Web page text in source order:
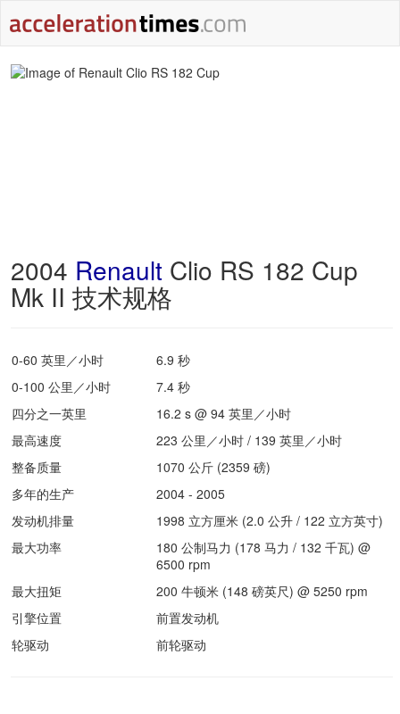
2004 Renault Clio RS 182 Cup
Mk II 技术规格
0-60 英里／小时
6.9 秒
0-100 公里／小时
7.4 秒
四分之一英里
16.2 s @ 94 英里／小时
最高速度
223 公里／小时 / 139 英里／小时
整备质量
1070 公斤 (2359 磅)
多年的生产
2004 - 2005
发动机排量
1998 立方厘米 (2.0 公升 / 122 立方英寸)
最大功率
180 公制马力 (178 马力 / 132 千瓦) @
6500 rpm
最大扭矩
200 牛顿米 (148 磅英尺) @ 5250 rpm
引擎位置
前置发动机
轮驱动
前轮驱动